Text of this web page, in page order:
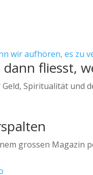
fliesst,
Spiritualität und
grossen